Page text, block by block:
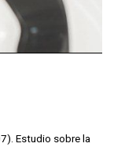
Estudio sobre la